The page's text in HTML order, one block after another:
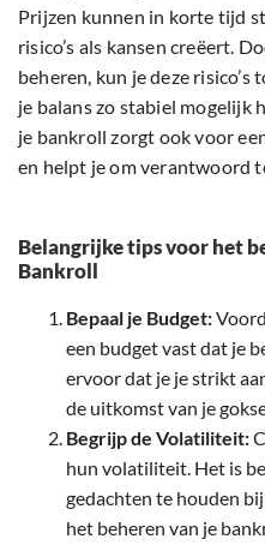
Prijzen kunnen in korte tijd
risico’s als kansen creëert.
beheren, kun je deze
je balans zo stabiel mogelijk
je bankroll zorgt ook voor
en helpt je om verantwoord
Belangrijke tips voor het
Bankroll
Bepaal je Budget:
een budget vast dat je
ervoor dat je je strikt
de uitkomst van je
Begrijp de Volatiliteit:
hun volatiliteit. Het is
gedachten te houden
het beheren van je